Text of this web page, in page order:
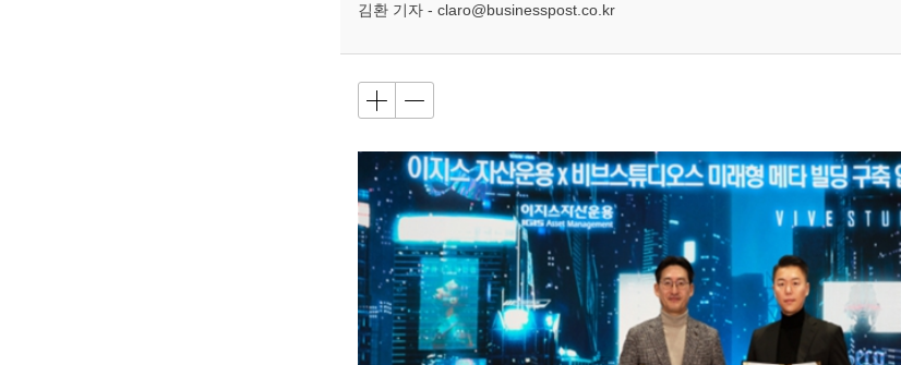
김환 기자 - claro@businesspost.co.kr